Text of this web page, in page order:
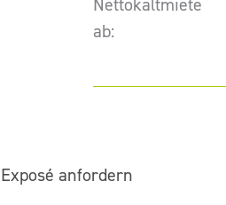
Nettokaltmiete
ab:
Exposé anfordern